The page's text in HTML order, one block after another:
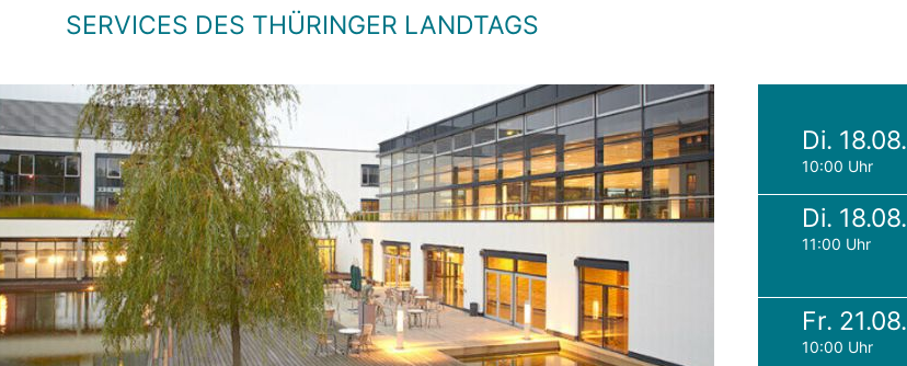
SERVICES DES THÜRINGER LANDTAGS
Di. 18.08.
10:00 Uhr
Di. 18.08.
11:00 Uhr
Fr. 21.08.
10:00 Uhr